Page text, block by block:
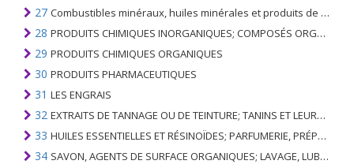
27 Combustibles minéraux, huiles minérales et produits de leur distillation; SUBSTANCES BITUMINEUSES; CIRES MINÉRALES
28 PRODUITS CHIMIQUES INORGANIQUES; COMPOSÉS ORGANIQUES ET INORGANIQUES DE MÉTAUX PRÉCIEUX; DE MÉTAUX DES TERRES RARES, D'ÉLÉMENTS RADIOACTIFS ET D'ISOTOPES
29 PRODUITS CHIMIQUES ORGANIQUES
30 PRODUITS PHARMACEUTIQUES
31 LES ENGRAIS
32 EXTRAITS DE TANNAGE OU DE TEINTURE; TANINS ET LEURS DERIVES; COLORANTS, PIGMENTS ET AUTRES MATIERES COLORANTES; PEINTURES, VERNIS; MASTIC, AUTRES MASTIQUES; ENCRES
33 HUILES ESSENTIELLES ET RÉSINOÏDES; PARFUMERIE, PRÉPARATIONS COSMÉTIQUES OU DE TOILETTE
34 SAVON, AGENTS DE SURFACE ORGANIQUES; LAVAGE, LUBRIFICATION, POLISSAGE OU PRÉPARATION À L'ÉPURATION; CIRES ARTIFICIELLES OU PRÉPARÉES, BOUGIES ET ARTICLES SIMILAIRES, PÂTES À MODÉLISER, CIRES DENTAIRES ET PRÉPARATIONS DENTAIRES À BASE DE PLÂTRE